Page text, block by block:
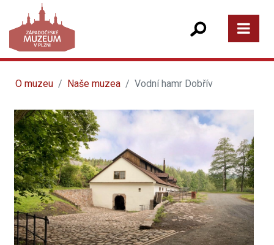
O muzeu Naše muzea Vodní hamr Dobřív